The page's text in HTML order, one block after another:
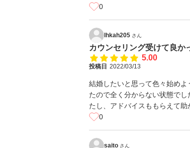
0
lhkah205 さん
カウンセリング受けて良か
5.00
投稿日 2022/03/13
結婚したいと思って色々始め
たので全く分からない状態で
たし、アドバイスももらえて助
0
saito さん